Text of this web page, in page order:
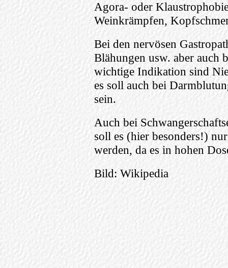
Agora- oder
Weinkrämpfen,
Bei den nervösen
Blähungen usw. aber auch
wichtige Indikation sind
es soll auch bei
sein.
Auch bei
soll es (hier besonders!)
werden, da es in hohen
Bild: Wikipedia